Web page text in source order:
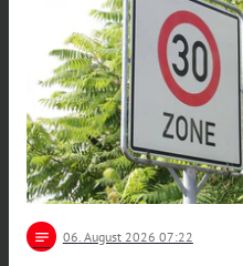
notes 06 . August 2026 07:22